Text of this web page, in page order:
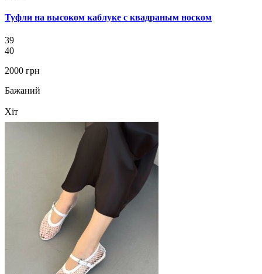
Туфли на высоком каблуке с квадраным носком
39
40
2000 грн
Бажаний
Хіт